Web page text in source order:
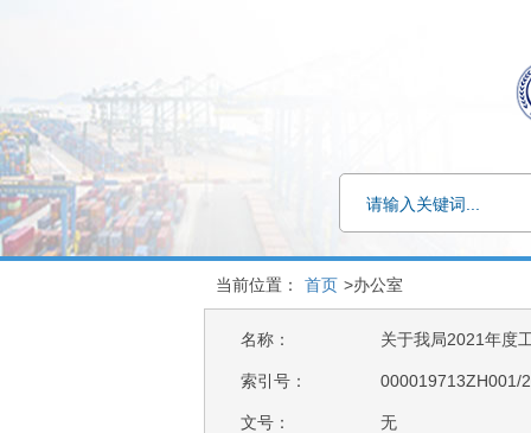
当前位置： 首页 >办公室
名称： 关于我局2021年度
索引号： 000019713ZH001/
文号： 无